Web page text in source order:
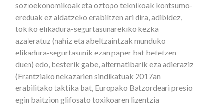
sozioekonomikoak eta oztopo teknikoak kontsumo-
ereduak ez aldatzeko erabiltzen ari dira, adibidez,
tokiko elikadura-segurtasunarekiko kezka
azaleratuz (nahiz eta abeltzaintzak munduko
elikadura-segurtasunik ezan paper bat betetzen
duen) edo, besterik gabe, alternatibarik eza adieraziz
(Frantziako nekazarien sindikatuak 2017an
erabilitako taktika bat, Europako Batzordeari presio
egin baitzion glifosato toxikoaren lizentzia